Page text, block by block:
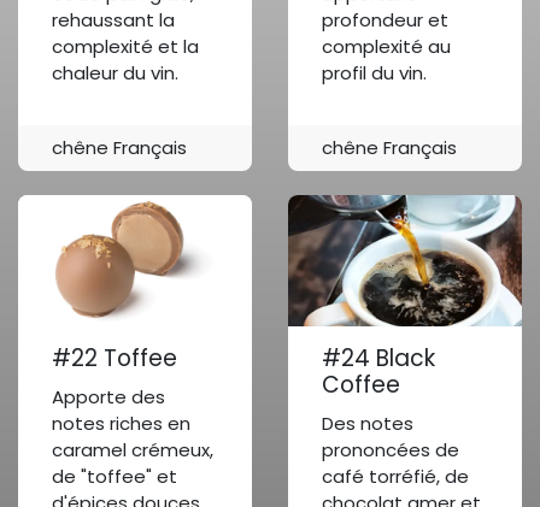
rehaussant la
complexité et la
chaleur du vin.
chêne Français
profondeur et
complexité au
profil du vin.
chêne Français
#22 Toffee
Apporte des
notes riches en
caramel crémeux,
de "toffee" et
#24 Black
Coffee
Des notes
prononcées de
café torréfié, de